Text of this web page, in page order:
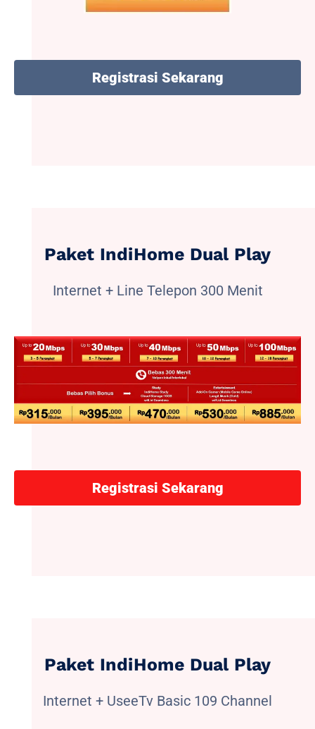
Registrasi Sekarang
Paket IndiHome Dual Play
Internet + Line Telepon 300 Menit
Registrasi Sekarang
Paket IndiHome Dual Play
Internet + UseeTv Basic 109 Channel